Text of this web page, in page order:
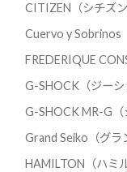
CITIZEN（シチズン
Cuervo y Sobrinos
FREDERIQUE
G-SHOCK（ジーシ
G-SHOCK MR-G
Grand Seiko（グラ
HAMILTON（ハミ